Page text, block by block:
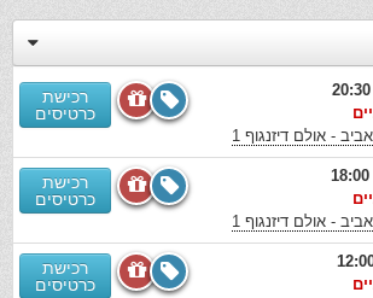
- אולם דיזנגוף 1
רכישת
כרטיסים
- אולם דיזנגוף 1
רכישת
כרטיסים
רכישת
כרטיסים